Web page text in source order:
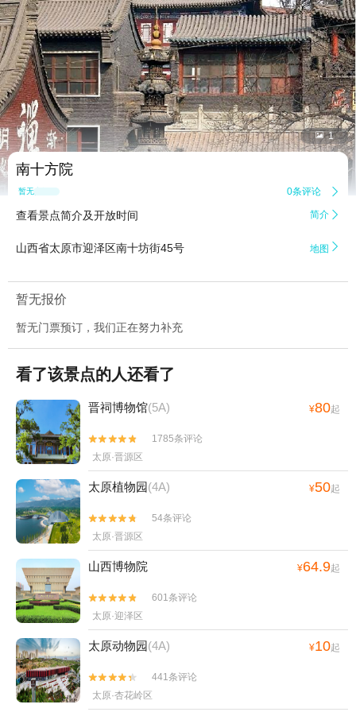
 1
南十方院
暂无点评 0条评论 
查看景点简介及开放时间 简介 
山西省太原市迎泽区南十坊街45号 地图 
暂无报价
暂无门票预订，我们正在努力补充
看了该景点的人还看了
晋祠博物馆(5A) ¥80起


1785条评论
太原·晋源区
太原植物园(4A) ¥50起


54条评论
太原·晋源区
山西博物院 ¥64.9起


601条评论
太原·迎泽区
太原动物园(4A) ¥10起


441条评论
太原·杏花岭区
